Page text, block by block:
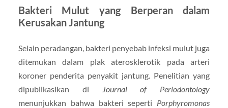
Bakteri Mulut yang Berperan dalam
Kerusakan Jantung
Selain peradangan, bakteri penyebab infeksi mulut juga
ditemukan dalam plak aterosklerotik pada arteri
koroner penderita penyakit jantung. Penelitian yang
dipublikasikan di
Journal of Periodontology
menunjukkan bahwa bakteri seperti Porphyromonas